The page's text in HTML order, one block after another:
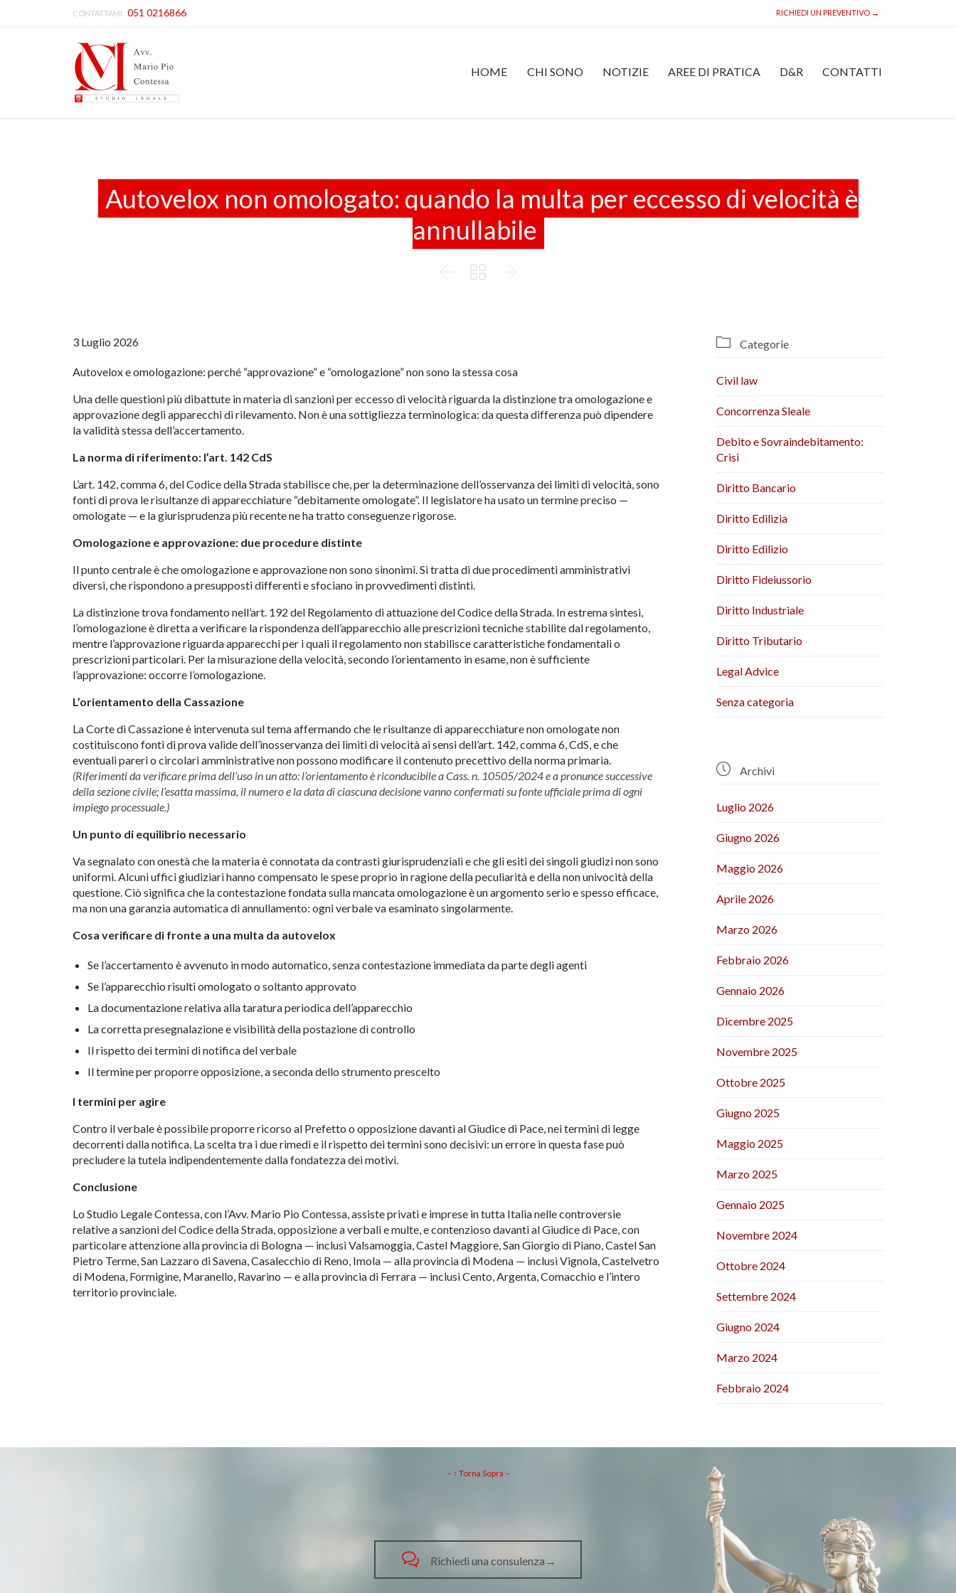
CONTATTAMI: 051 0216866 RICHIEDI UN PREVENTIVO →
HOME CHI SONO NOTIZIE AREE DI PRATICA D&R CONTATTI
Autovelox non omologato: quando la multa per eccesso di velocità è
annullabile
  
3 Luglio 2026
Autovelox e omologazione: perché “approvazione” e “omologazione” non sono la stessa cosa
Una delle questioni più dibattute in materia di sanzioni per eccesso di velocità riguarda la distinzione tra omologazione e
approvazione degli apparecchi di rilevamento. Non è una sottigliezza terminologica: da questa differenza può dipendere
la validità stessa dell’accertamento.
La norma di riferimento: l’art. 142 CdS
L’art. 142, comma 6, del Codice della Strada stabilisce che, per la determinazione dell’osservanza dei limiti di velocità, sono
fonti di prova le risultanze di apparecchiature “debitamente omologate”. Il legislatore ha usato un termine preciso —
omologate — e la giurisprudenza più recente ne ha tratto conseguenze rigorose.
Omologazione e approvazione: due procedure distinte
Il punto centrale è che omologazione e approvazione non sono sinonimi. Si tratta di due procedimenti amministrativi
diversi, che rispondono a presupposti differenti e sfociano in provvedimenti distinti.
La distinzione trova fondamento nell’art. 192 del Regolamento di attuazione del Codice della Strada. In estrema sintesi,
l’omologazione è diretta a verificare la rispondenza dell’apparecchio alle prescrizioni tecniche stabilite dal regolamento,
mentre l’approvazione riguarda apparecchi per i quali il regolamento non stabilisce caratteristiche fondamentali o
prescrizioni particolari. Per la misurazione della velocità, secondo l’orientamento in esame, non è sufficiente
l’approvazione: occorre l’omologazione.
L’orientamento della Cassazione
La Corte di Cassazione è intervenuta sul tema affermando che le risultanze di apparecchiature non omologate non
costituiscono fonti di prova valide dell’inosservanza dei limiti di velocità ai sensi dell’art. 142, comma 6, CdS, e che
eventuali pareri o circolari amministrative non possono modificare il contenuto precettivo della norma primaria.
(Riferimenti da verificare prima dell’uso in un atto: l’orientamento è riconducibile a Cass. n. 10505/2024 e a pronunce successive
della sezione civile; l’esatta massima, il numero e la data di ciascuna decisione vanno confermati su fonte ufficiale prima di ogni
impiego processuale.)
Un punto di equilibrio necessario
Va segnalato con onestà che la materia è connotata da contrasti giurisprudenziali e che gli esiti dei singoli giudizi non sono
uniformi. Alcuni uffici giudiziari hanno compensato le spese proprio in ragione della peculiarità e della non univocità della
questione. Ciò significa che la contestazione fondata sulla mancata omologazione è un argomento serio e spesso efficace,
ma non una garanzia automatica di annullamento: ogni verbale va esaminato singolarmente.
Cosa verificare di fronte a una multa da autovelox
Se l’accertamento è avvenuto in modo automatico, senza contestazione immediata da parte degli agenti
Se l’apparecchio risulti omologato o soltanto approvato
La documentazione relativa alla taratura periodica dell’apparecchio
La corretta presegnalazione e visibilità della postazione di controllo
Il rispetto dei termini di notifica del verbale
Il termine per proporre opposizione, a seconda dello strumento prescelto
I termini per agire
Contro il verbale è possibile proporre ricorso al Prefetto o opposizione davanti al Giudice di Pace, nei termini di legge
decorrenti dalla notifica. La scelta tra i due rimedi e il rispetto dei termini sono decisivi: un errore in questa fase può
precludere la tutela indipendentemente dalla fondatezza dei motivi.
Conclusione
Lo Studio Legale Contessa, con l’Avv. Mario Pio Contessa, assiste privati e imprese in tutta Italia nelle controversie
relative a sanzioni del Codice della Strada, opposizione a verbali e multe, e contenzioso davanti al Giudice di Pace, con
particolare attenzione alla provincia di Bologna — inclusi Valsamoggia, Castel Maggiore, San Giorgio di Piano, Castel San
Pietro Terme, San Lazzaro di Savena, Casalecchio di Reno, Imola — alla provincia di Modena — inclusi Vignola, Castelvetro
di Modena, Formigine, Maranello, Ravarino — e alla provincia di Ferrara — inclusi Cento, Argenta, Comacchio e l’intero
territorio provinciale.
 Categorie
Civil law
Concorrenza Sleale
Debito e Sovraindebitamento:
Crisi
Diritto Bancario
Diritto Edilizia
Diritto Edilizio
Diritto Fideiussorio
Diritto Industriale
Diritto Tributario
Legal Advice
Senza categoria
 Archivi
Luglio 2026
Giugno 2026
Maggio 2026
Aprile 2026
Marzo 2026
Febbraio 2026
Gennaio 2026
Dicembre 2025
Novembre 2025
Ottobre 2025
Giugno 2025
Maggio 2025
Marzo 2025
Gennaio 2025
Novembre 2024
Ottobre 2024
Settembre 2024
Giugno 2024
Marzo 2024
Febbraio 2024
– ↑ Torna Sopra –
 Richiedi una consulenza→